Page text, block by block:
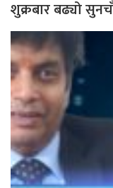
शुक्रबार बढ्यो